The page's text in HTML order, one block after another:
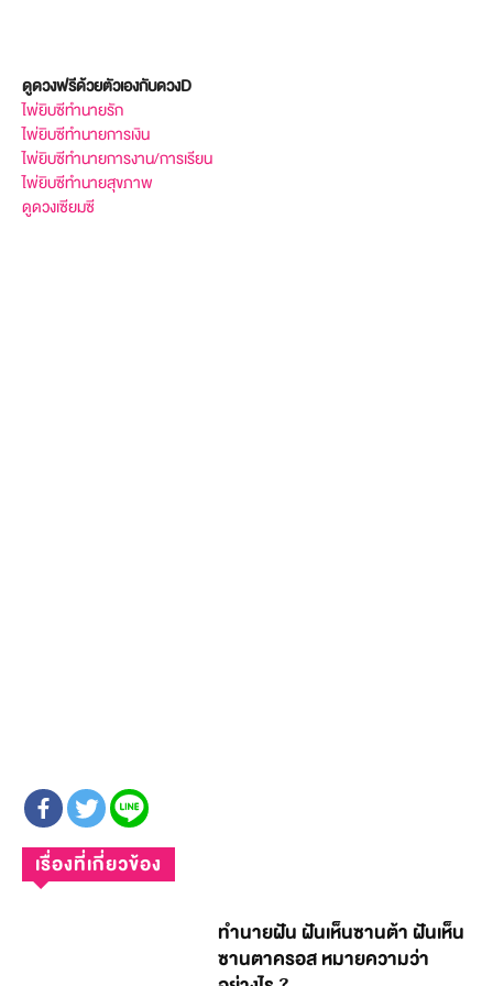
ดูดวงฟรีด้วยตัวเองกับดวงD
ไพ่ยิบซีทำนายรัก
ไพ่ยิบซีทำนายการเงิน
ไพ่ยิบซีทำนายการงาน/การเรียน
ไพ่ยิบซีทำนายสุขภาพ
ดูดวงเซียมซี
เรื่องที่เกี่ยวข้อง
ทำนายฝัน ฝันเห็นซานต้า ฝันเห็น
ซานตาครอส หมายความว่า